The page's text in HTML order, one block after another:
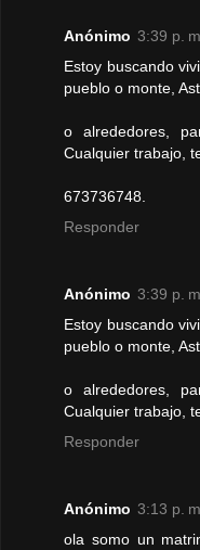
Anónimo 3:39 p. m.
Estoy buscando
pueblo o monte,
o alrededores,
Cualquier trabajo,
673736748.
Responder
Anónimo 3:39 p. m.
Estoy buscando
pueblo o monte,
o alrededores,
Cualquier trabajo,
Responder
Anónimo 3:13 p. m.
ola somo un